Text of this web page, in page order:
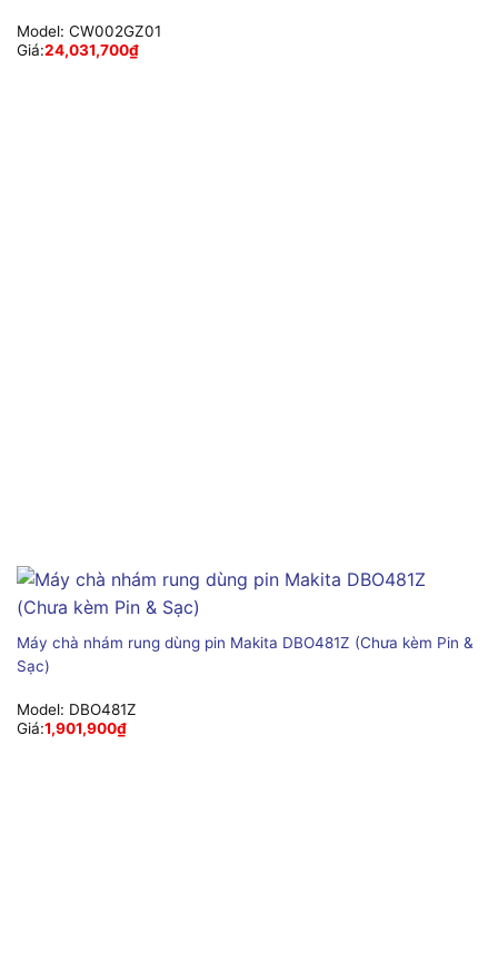
Model: CW002GZ01
Giá:24,031,700₫
Máy chà nhám rung dùng pin Makita DBO481Z (Chưa kèm Pin &
Sạc)
Model: DBO481Z
Giá:1,901,900₫